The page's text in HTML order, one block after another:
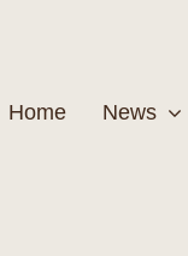
Home News